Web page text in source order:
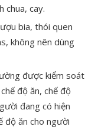
chua, cay.
bia, thói quen
không nên dùng
được kiểm soát
độ ăn, chế độ
đang có hiện
độ ăn cho người